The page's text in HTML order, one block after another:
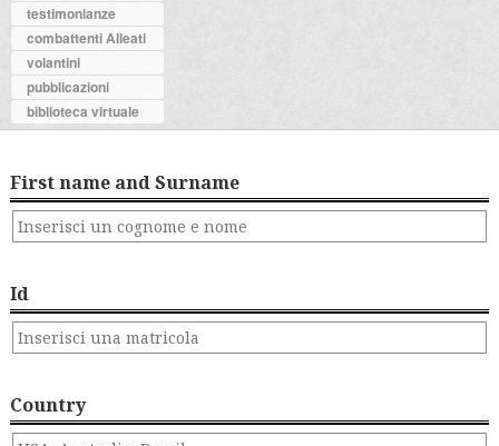
testimonianze
combattenti Alleati
volantini
pubblicazioni
biblioteca virtuale
First name and Surname
Id
Country